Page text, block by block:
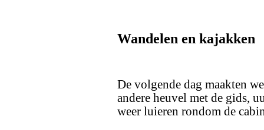
Wandelen en kajakken
De volgende dag maakten
andere heuvel met de gids,
weer luieren rondom de